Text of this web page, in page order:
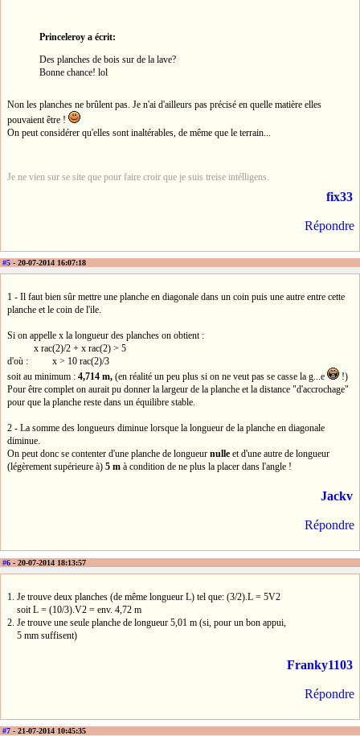
Princeleroy a écrit:
Des planches de bois sur de la lave?
Bonne chance! lol
Non les planches ne brûlent pas. Je n'ai d'ailleurs pas précisé en quelle matière elles
pouvaient être !
On peut considérer qu'elles sont inaltérables, de même que le terrain...
Je ne vien sur se site que pour faire croir que je suis treise intélligens.
fix33
Répondre
#5 - 20-07-2014 16:07:18
1 - Il faut bien sûr mettre une planche en diagonale dans un coin puis une autre entre cette
planche et le coin de l'ile.
Si on appelle x la longueur des planches on obtient :
x rac(2)/2 + x rac(2) > 5
d'où : x > 10 rac(2)/3
soit au minimum : 4,714 m, (en réalité un peu plus si on ne veut pas se casse la g...e
!)
Pour être complet on aurait pu donner la largeur de la planche et la distance "d'accrochage"
pour que la planche reste dans un équilibre stable.
2 - La somme des longueurs diminue lorsque la longueur de la planche en diagonale
diminue.
On peut donc se contenter d'une planche de longueur nulle et d'une autre de longueur
(légèrement supérieure à) 5 m à condition de ne plus la placer dans l'angle !
Jackv
Répondre
#6 - 20-07-2014 18:13:57
1. Je trouve deux planches (de même longueur L) tel que: (3/2).L = 5V2
soit L = (10/3).V2 = env. 4,72 m
2. Je trouve une seule planche de longueur 5,01 m (si, pour un bon appui,
5 mm suffisent)
Franky1103
Répondre
#7 - 21-07-2014 10:45:35